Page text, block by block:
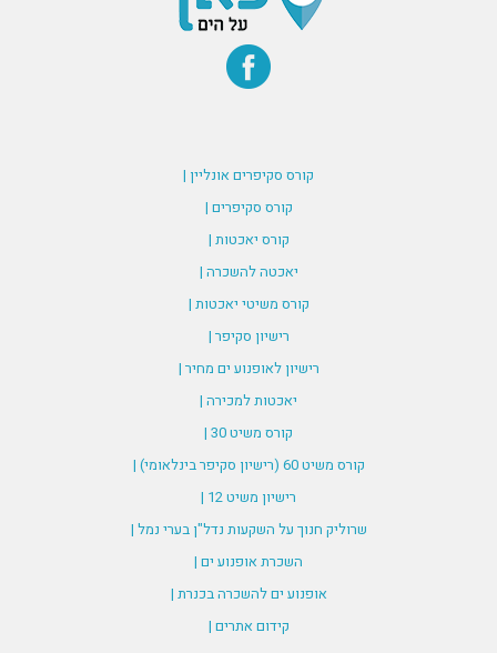
קורס סקיפרים אונליין |
קורס סקיפרים |
קורס יאכטות |
יאכטה להשכרה |
קורס משיטי יאכטות |
רישיון סקיפר |
רישיון לאופנוע ים מחיר |
יאכטות למכירה |
קורס משיט 30 |
קורס משיט 60 (רישיון סקיפר בינלאומי) |
רישיון משיט 12 |
שרוליק חנוך על השקעות נדל"ן בערי נמל |
השכרת אופנוע ים |
אופנוע ים להשכרה בכנרת |
קידום אתרים |